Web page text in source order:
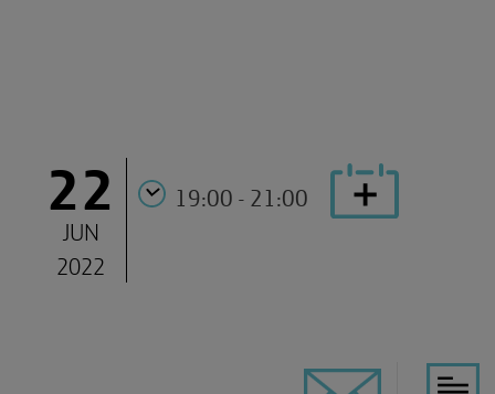
22
JUN
2022
19:00 - 21:00